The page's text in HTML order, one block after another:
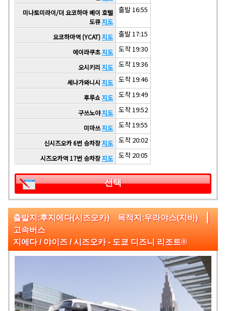
미나토미라이/더 요코하마 베이 호텔
도큐지도
출발 16:55
요코하마역 (YCAT)지도 출발 17:15
에이라쿠초지도 도착 19:30
오시키리 지도 도착 19:36
세나가와니시 지도 도착 19:46
후루쇼지도 도착 19:49
구쓰노야지도 도착 19:52
미마쓰지도 도착 19:55
신시즈오카 6번 승차장지도 도착 20:02
시즈오카역 17번 승차장지도 도착 20:05
선택
출발지:후지에다(시즈오카) 목적지:우라야스(지바) |
고속버스
지에다 / 야이즈 / 시즈오카 - 도쿄 디즈니 리조트®